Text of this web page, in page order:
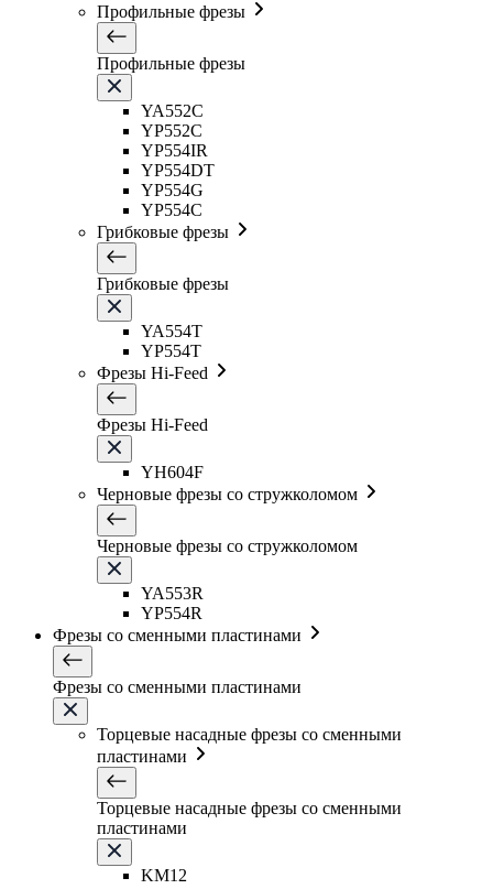
Профильные фрезы
Профильные фрезы
YA552C
YP552C
YP554IR
YP554DT
YP554G
YP554C
Грибковые фрезы
Грибковые фрезы
YA554T
YP554T
Фрезы Hi-Feed
Фрезы Hi-Feed
YH604F
Черновые фрезы со стружколомом
Черновые фрезы со стружколомом
YA553R
YP554R
Фрезы со сменными пластинами
Фрезы со сменными пластинами
Торцевые насадные фрезы со сменными
пластинами
Торцевые насадные фрезы со сменными
пластинами
KM12